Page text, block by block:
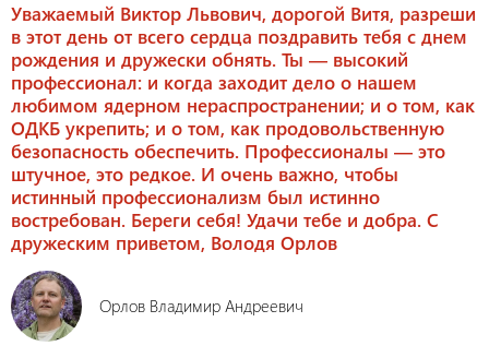
Уважаемый Виктор Львович, дорогой Витя, разреши
в этот день от всего сердца поздравить тебя с днем
рождения и дружески обнять. Ты — высокий
профессионал: и когда заходит дело о нашем
любимом ядерном нераспространении; и о том, как
ОДКБ укрепить; и о том, как продовольственную
безопасность обеспечить. Профессионалы — это
штучное, это редкое. И очень важно, чтобы
истинный профессионализм был истинно
востребован. Береги себя! Удачи тебе и добра. С
дружеским приветом, Володя Орлов
Орлов Владимир Андреевич